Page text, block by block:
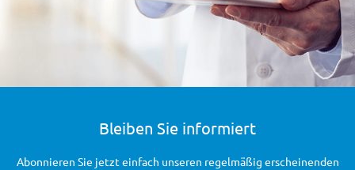
Bleiben Sie informiert
Abonnieren Sie jetzt einfach unseren regelmäßig erscheinenden